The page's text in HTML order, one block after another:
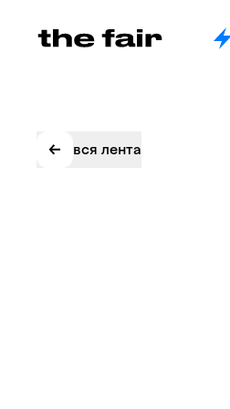
вся лента